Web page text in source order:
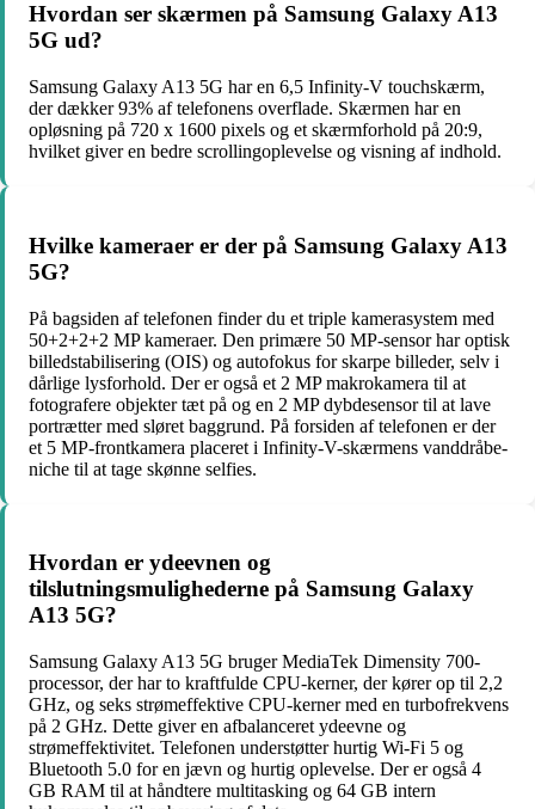
Hvordan ser skærmen på Samsung Galaxy A13
5G ud?
Samsung Galaxy A13 5G har en 6,5 Infinity-V touchskærm,
der dækker 93% af telefonens overflade. Skærmen har en
opløsning på 720 x 1600 pixels og et skærmforhold på 20:9,
hvilket giver en bedre scrollingoplevelse og visning af indhold.
Hvilke kameraer er der på Samsung Galaxy A13
5G?
På bagsiden af telefonen finder du et triple kamerasystem med
50+2+2+2 MP kameraer. Den primære 50 MP-sensor har optisk
billedstabilisering (OIS) og autofokus for skarpe billeder, selv i
dårlige lysforhold. Der er også et 2 MP makrokamera til at
fotografere objekter tæt på og en 2 MP dybdesensor til at lave
portrætter med sløret baggrund. På forsiden af telefonen er der
et 5 MP-frontkamera placeret i Infinity-V-skærmens vanddråbe-
niche til at tage skønne selfies.
Hvordan er ydeevnen og
tilslutningsmulighederne på Samsung Galaxy
A13 5G?
Samsung Galaxy A13 5G bruger MediaTek Dimensity 700-
processor, der har to kraftfulde CPU-kerner, der kører op til 2,2
GHz, og seks strømeffektive CPU-kerner med en turbofrekvens
på 2 GHz. Dette giver en afbalanceret ydeevne og
strømeffektivitet. Telefonen understøtter hurtig Wi-Fi 5 og
Bluetooth 5.0 for en jævn og hurtig oplevelse. Der er også 4
GB RAM til at håndtere multitasking og 64 GB intern